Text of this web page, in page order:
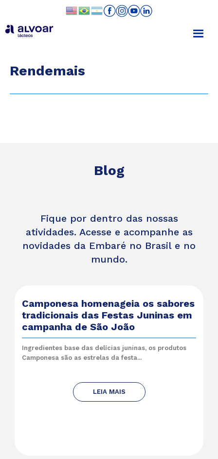
Rendemais
Blog
Fique por dentro das nossas
atividades. Acesse e acompanhe as
novidades da Embaré no Brasil e no
mundo.
Camponesa homenageia os sabores
tradicionais das Festas Juninas em
campanha de São João
Ingredientes base das delícias juninas, os produtos
Camponesa são as estrelas da festa...
LEIA MAIS